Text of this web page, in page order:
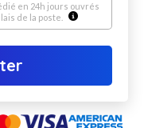
en 24h jours ouvrés
de la poste.